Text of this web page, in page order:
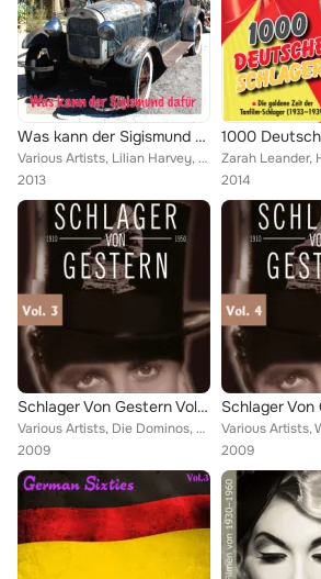
Was kann der Sigismund dafür (Tonfilmschlager, Vol. 5)
Various Artists, Lilian Harvey, Metropol Vocalisten, Hans Söhnker, Sven Olof Sandberg, Willy Fritsch, Gustav Ludzey, Blandine Eb...
2013
2014
Schlager Von Gestern Vol. 3
Various Artists, Die Dominos, Lizzi Waldmüller, Johannes Heesters, Lilian Harvey & Willy Fritsch, Peter Igelhoff, Orchester Will...
2009
2009